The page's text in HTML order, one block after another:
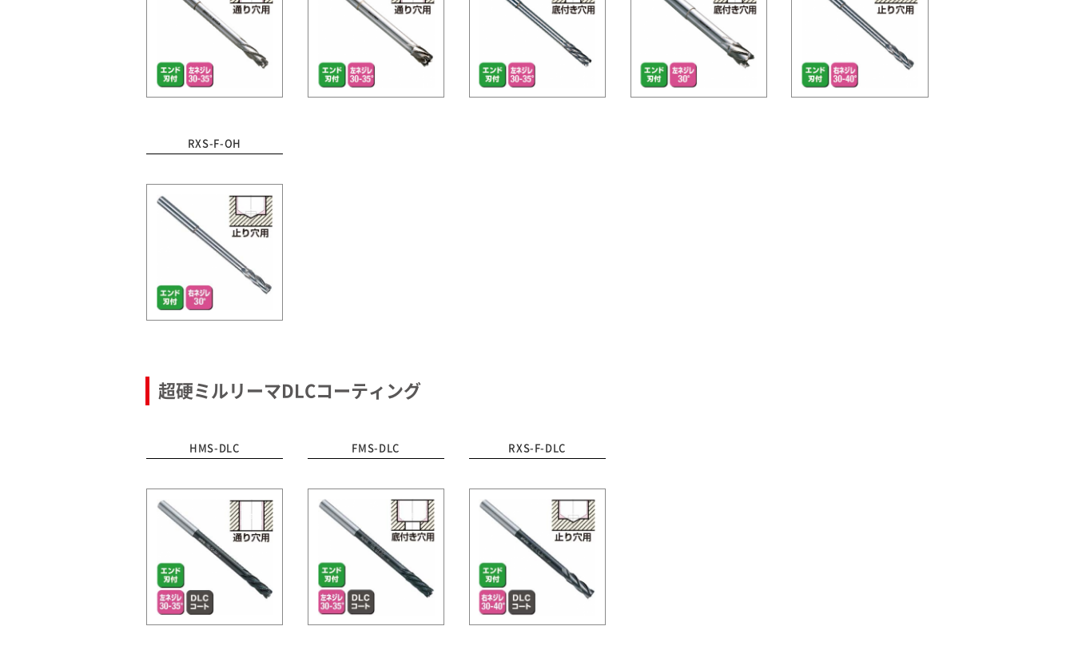
RXS-F-OH
超硬ミルリーマDLCコーティング
HMS-DLC FMS-DLC RXS-F-DLC